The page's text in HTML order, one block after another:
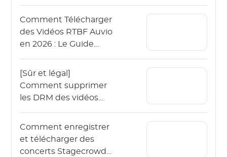
Comment Télécharger
des Vidéos RTBF Auvio
en 2026 : Le Guide
[Sûr et légal]
Comment supprimer
les DRM des vidéos
Comment enregistrer
et télécharger des
concerts Stagecrowd